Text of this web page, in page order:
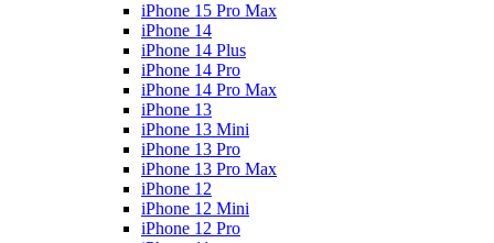
iPhone 15 Pro Max
iPhone 14
iPhone 14 Plus
iPhone 14 Pro
iPhone 14 Pro Max
iPhone 13
iPhone 13 Mini
iPhone 13 Pro
iPhone 13 Pro Max
iPhone 12
iPhone 12 Mini
iPhone 12 Pro